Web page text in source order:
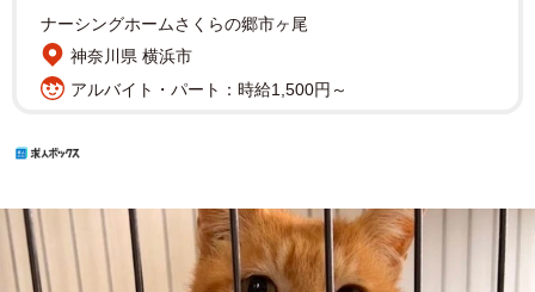
ナーシングホームさくらの郷市ヶ尾
神奈川県 横浜市
アルバイト・パート：時給1,500円～